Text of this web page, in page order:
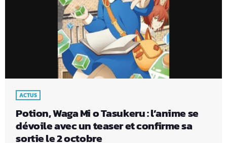
ACTUS
Potion, Waga Mi o Tasukeru : l’anime se
dévoile avec un teaser et confirme sa
sortie le 2 octobre